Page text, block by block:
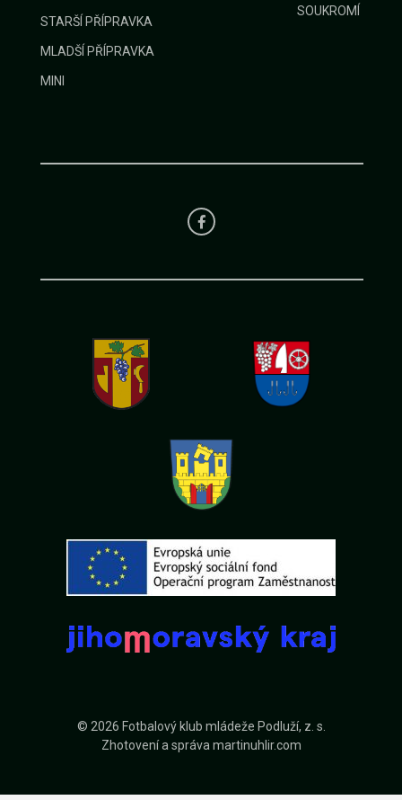
STARŠÍ PŘÍPRAVKA
MLADŠÍ PŘÍPRAVKA
MINI
SOUKROMÍ
© 2026 Fotbalový klub mládeže Podluží, z. s.
Zhotovení a správamartinuhlir.com